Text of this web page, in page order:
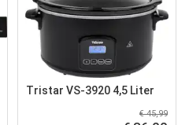
Tristar VS-3920 4,5 Liter
€ 45,99